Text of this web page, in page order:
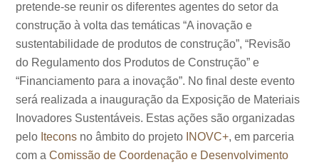
pretende-se reunir os diferentes agentes do setor da
construção à volta das temáticas “A inovação e
sustentabilidade de produtos de construção”, “Revisão
do Regulamento dos Produtos de Construção” e
“Financiamento para a inovação”. No final deste evento
será realizada a inauguração da Exposição de Materiais
Inovadores Sustentáveis. Estas ações são organizadas
pelo Itecons no âmbito do projeto INOVC+, em parceria
com aComissão de Coordenação e Desenvolvimento